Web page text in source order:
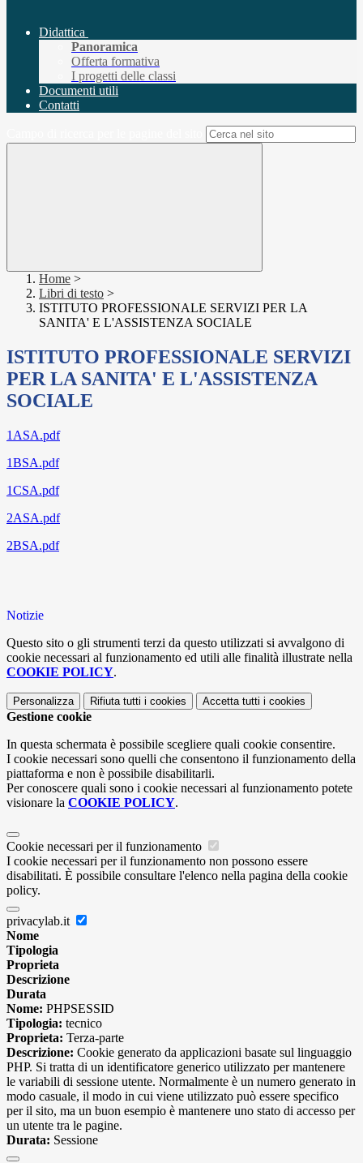
Didattica
Panoramica
Offerta formativa
I progetti delle classi
Documenti utili
Contatti
Home >
Libri di testo >
ISTITUTO PROFESSIONALE SERVIZI PER LA
SANITA' E L'ASSISTENZA SOCIALE
ISTITUTO PROFESSIONALE SERVIZI
PER LA SANITA' E L'ASSISTENZA
SOCIALE
1ASA.pdf
1BSA.pdf
1CSA.pdf
2ASA.pdf
2BSA.pdf
Notizie
Questo sito o gli strumenti terzi da questo utilizzati si avvalgono di
cookie necessari al funzionamento ed utili alle finalità illustrate nella
COOKIE POLICY.
Personalizza Rifiuta tutti i cookies Accetta tutti i cookies
Gestione cookie
In questa schermata è possibile scegliere quali cookie consentire.
I cookie necessari sono quelli che consentono il funzionamento della
piattaforma e non è possibile disabilitarli.
Per conoscere quali sono i cookie necessari al funzionamento potete
visionare la COOKIE POLICY.
Cookie necessari per il funzionamento
I cookie necessari per il funzionamento non possono essere
disabilitati. È possibile consultare l'elenco nella pagina della cookie
policy.
privacylab.it
Nome
Tipologia
Proprieta
Descrizione
Durata
Nome: PHPSESSID
Tipologia: tecnico
Proprieta: Terza-parte
Descrizione: Cookie generato da applicazioni basate sul linguaggio
PHP. Si tratta di un identificatore generico utilizzato per mantenere
le variabili di sessione utente. Normalmente è un numero generato in
modo casuale, il modo in cui viene utilizzato può essere specifico
per il sito, ma un buon esempio è mantenere uno stato di accesso per
un utente tra le pagine.
Durata: Sessione